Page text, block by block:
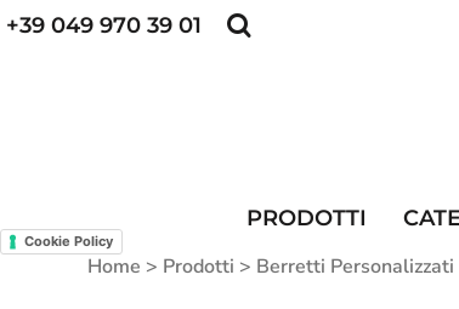
+39 049 970 39 01
PRODOTTI
Cookie Policy
Home > Prodotti > Berretti Personalizzati
PRODOTTI
MAGLIETTE PERSONALIZZATE
CONTATTI
POLO PERSONALIZZATE
DIVISE RISTORAZIONE
POLO PERSONALIZZATE